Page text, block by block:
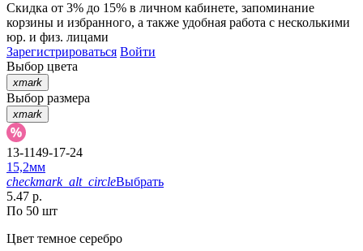
Скидка от 3% до 15% в личном кабинете, запоминание
корзины и избранного, а также удобная работа с несколькими
юр. и физ. лицами
Зарегистрироваться Войти
Выбор цвета
xmark
Выбор размера
xmark
13-1149-17-24
15,2мм
checkmark_alt_circleВыбрать
5.47 р.
По 50 шт
Цвет темное серебро